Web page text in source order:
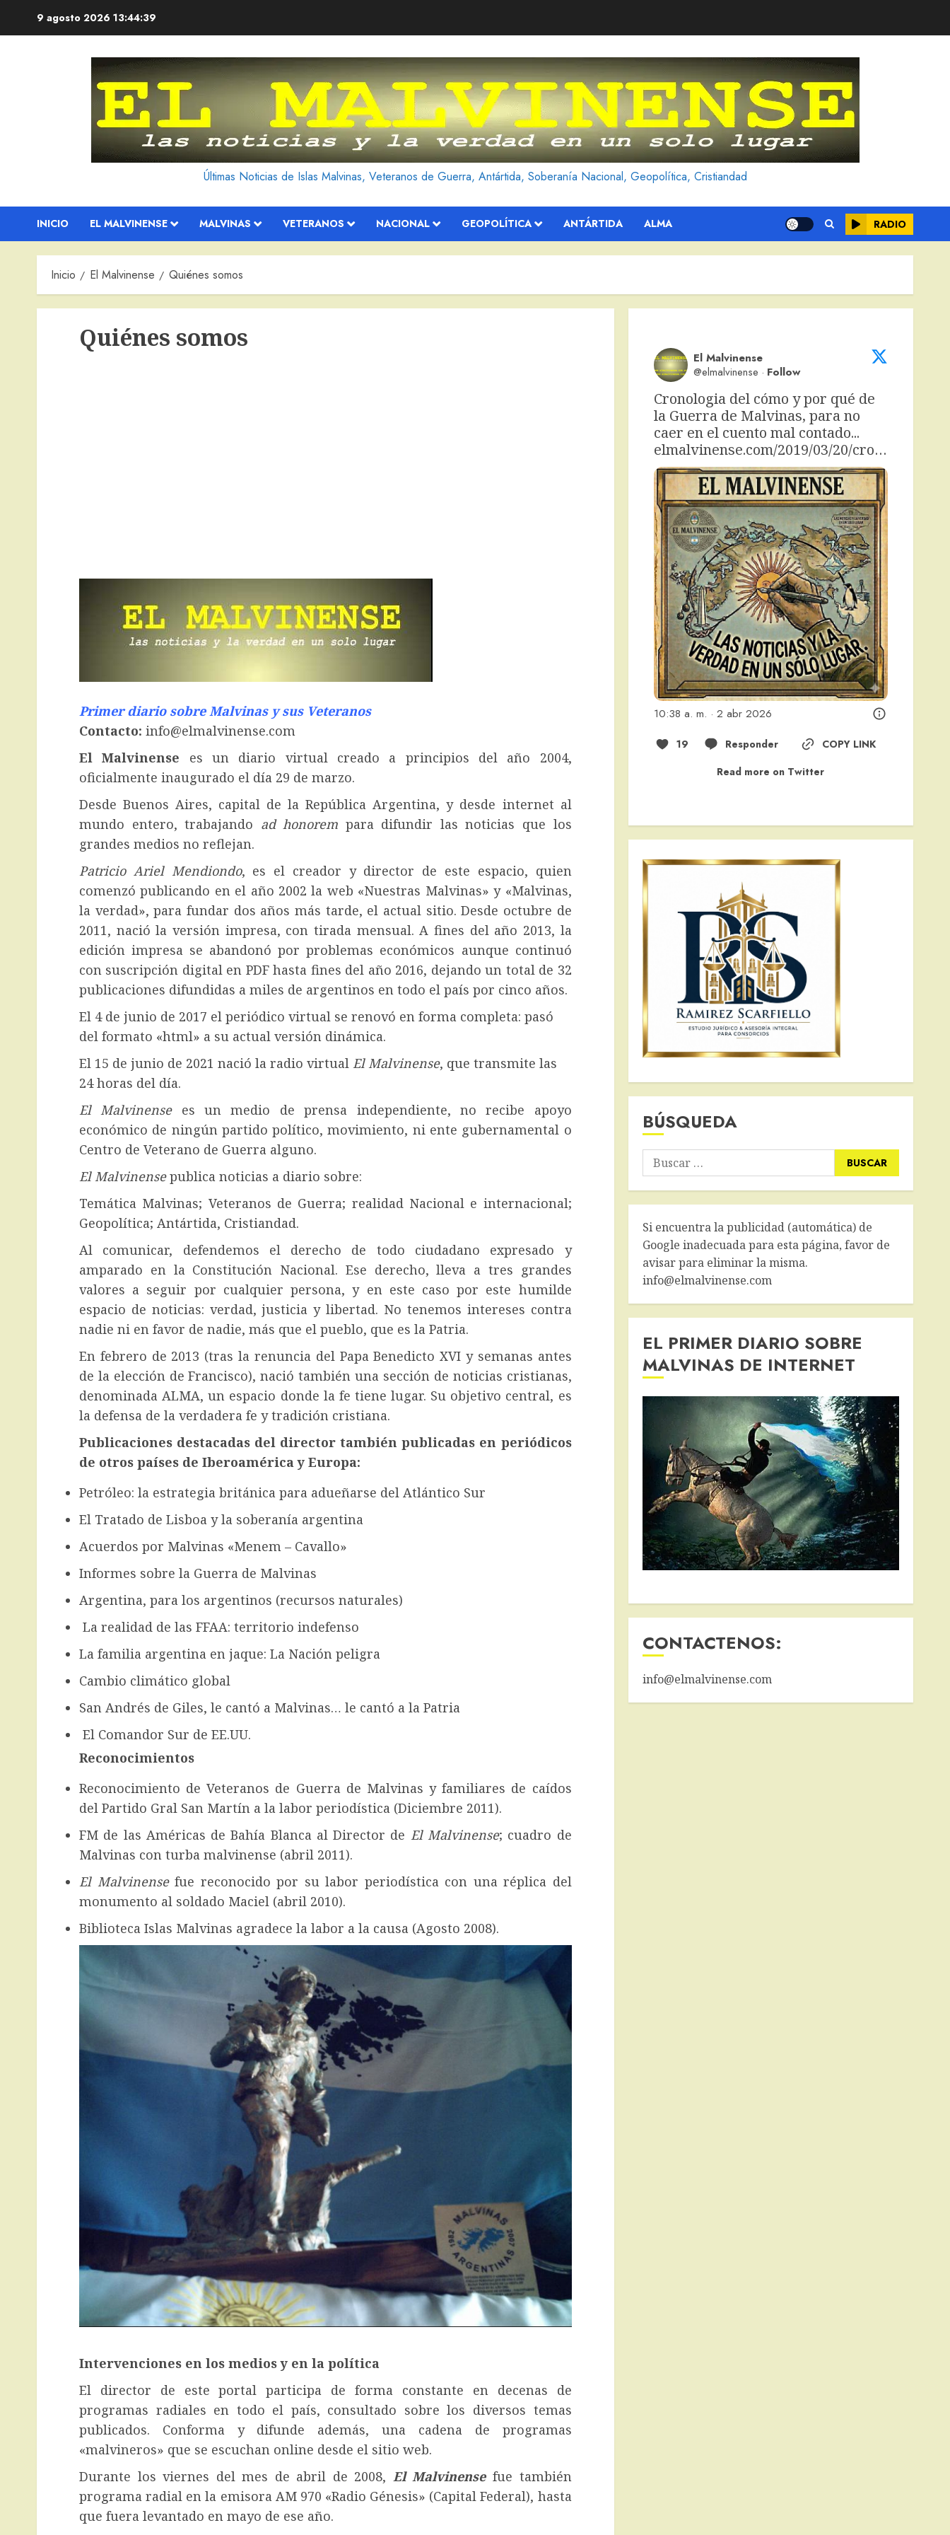
9 agosto 2026 13:44:40
Últimas Noticias de Islas Malvinas, Veteranos de Guerra, Antártida, Soberanía Nacional, Geopolítica, Cristiandad
INICIO EL MALVINENSE MALVINAS VETERANOS NACIONAL GEOPOLÍTICA ANTÁRTIDA ALMA RADIO
Inicio El Malvinense Quiénes somos
Quiénes somos
Primer diario sobre Malvinas y sus Veteranos
Contacto: info@elmalvinense.com
El Malvinense es un diario virtual creado a principios del año 2004,
oficialmente inaugurado el día 29 de marzo.
Desde Buenos Aires, capital de la República Argentina, y desde internet al
mundo entero, trabajando ad honorem para difundir las noticias que los
grandes medios no reflejan.
Patricio Ariel Mendiondo, es el creador y director de este espacio, quien
comenzó publicando en el año 2002 la web «Nuestras Malvinas» y «Malvinas,
la verdad», para fundar dos años más tarde, el actual sitio. Desde octubre de
2011, nació la versión impresa, con tirada mensual. A fines del año 2013, la
edición impresa se abandonó por problemas económicos aunque continuó
con suscripción digital en PDF hasta fines del año 2016, dejando un total de 32
publicaciones difundidas a miles de argentinos en todo el país por cinco años.
El 4 de junio de 2017 el periódico virtual se renovó en forma completa: pasó
del formato «html» a su actual versión dinámica.
El 15 de junio de 2021 nació la radio virtual El Malvinense, que transmite las
24 horas del día.
El Malvinense es un medio de prensa independiente, no recibe apoyo
económico de ningún partido político, movimiento, ni ente gubernamental o
Centro de Veterano de Guerra alguno.
El Malvinensepublica noticias a diario sobre:
Temática Malvinas; Veteranos de Guerra; realidad Nacional e internacional;
Geopolítica; Antártida, Cristiandad.
Al comunicar, defendemos el derecho de todo ciudadano expresado y
amparado en la Constitución Nacional. Ese derecho, lleva a tres grandes
valores a seguir por cualquier persona, y en este caso por este humilde
espacio de noticias: verdad, justicia y libertad. No tenemos intereses contra
nadie ni en favor de nadie, más que el pueblo, que es la Patria.
En febrero de 2013 (tras la renuncia del Papa Benedicto XVI y semanas antes
de la elección de Francisco), nació también una sección de noticias cristianas,
denominada ALMA, un espacio donde la fe tiene lugar. Su objetivo central, es
la defensa de la verdadera fe y tradición cristiana.
Publicaciones destacadas del director también publicadas en periódicos
de otros países de Iberoamérica y Europa:
Petróleo: la estrategia británica para adueñarse del Atlántico Sur
El Tratado de Lisboa y la soberanía argentina
Acuerdos por Malvinas «Menem – Cavallo»
Informes sobre la Guerra de Malvinas
Argentina, para los argentinos (recursos naturales)
La realidad de las FFAA: territorio indefenso
La familia argentina en jaque: La Nación peligra
Cambio climático global
San Andrés de Giles, le cantó a Malvinas… le cantó a la Patria
El Comandor Sur de EE.UU.
Reconocimientos
Reconocimiento de Veteranos de Guerra de Malvinas y familiares de caídos
del Partido Gral San Martín a la labor periodística (Diciembre 2011).
FM de las Américas de Bahía Blanca al Director de El Malvinense; cuadro de
Malvinas con turba malvinense (abril 2011).
El Malvinensefue reconocido por su labor periodística con una réplica del
monumento al soldado Maciel (abril 2010).
Biblioteca Islas Malvinas agradece la labor a la causa (Agosto 2008).
Intervenciones en los medios y en la política
El director de este portal participa de forma constante en decenas de
programas radiales en todo el país, consultado sobre los diversos temas
publicados. Conforma y difunde además, una cadena de programas
«malvineros» que se escuchan online desde el sitio web.
Durante los viernes del mes de abril de 2008, El Malvinensefue también
programa radial en la emisora AM 970 «Radio Génesis» (Capital Federal), hasta
que fuera levantado en mayo de ese año.
El Malvinense
@elmalvinense · Follow
Cronologia del cómo y por qué de
la Guerra de Malvinas, para no
elmalvinense.com/2019/03/20/cro…
10:38 a. m. · 2 abr 2026
19 Responder
COPY LINK
Read more on Twitter
BÚSQUEDA
Buscar:
Si encuentra la publicidad (automática) de
Google inadecuada para esta página, favor de
avisar para eliminar la misma.
info@elmalvinense.com
EL PRIMER DIARIO SOBRE
MALVINAS DE INTERNET
CONTACTENOS:
info@elmalvinense.com